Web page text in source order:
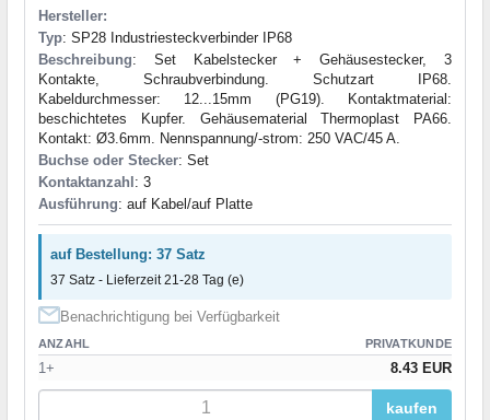
Hersteller:
Typ: SP28 Industriesteckverbinder IP68
Beschreibung: Set Kabelstecker + Gehäusestecker, 3
Kontakte, Schraubverbindung. Schutzart IP68.
Kabeldurchmesser: 12...15mm (PG19). Kontaktmaterial:
beschichtetes Kupfer. Gehäusematerial Thermoplast PA66.
Kontakt: Ø3.6mm. Nennspannung/-strom: 250 VAC/45 A.
Buchse oder Stecker: Set
Kontaktanzahl : 3
Ausführung: auf Kabel/auf Platte
auf Bestellung: 37 Satz
37 Satz - Lieferzeit 21-28 Tag (e)
Benachrichtigung bei Verfügbarkeit
ANZAHL PRIVATKUNDE
1+ 8.43 EUR
kaufen